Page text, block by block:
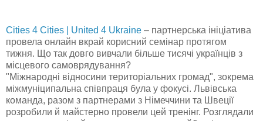
Cities 4 Cities | United 4 Ukraine – партнерська ініціатива
провела онлайн вкрай корисний семінар протягом
тижня. Що так довго вивчали більше тисячі українців з
місцевого самоврядування?
"Міжнародні відносини територіальних громад", зокрема
міжмуніципальна співпраця була у фокусі. Львівська
команда, разом з партнерами з Німеччини та Швеції
розробили й майстерно провели цей тренінг. Розглядали